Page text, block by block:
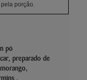
porção.
pó
preparado de
,